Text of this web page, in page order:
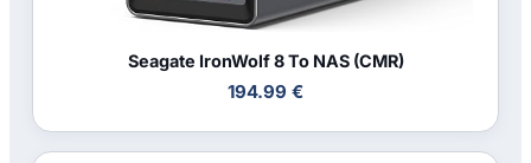
Seagate IronWolf 8 To NAS (CMR)
194.99 €